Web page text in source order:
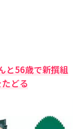
と56歳で新撰組
どる